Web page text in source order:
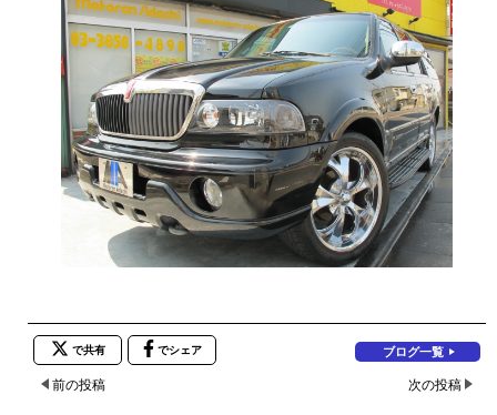
で共有 でシェア ブログ一覧
前の投稿 次の投稿